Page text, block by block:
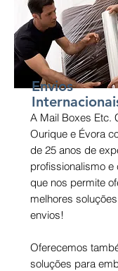
Envios
A Mail Boxes Etc.
Ourique e Évora
de 25 anos de
profissionalismo e
que nos permite
melhores
envios!
Oferecemos
soluções para